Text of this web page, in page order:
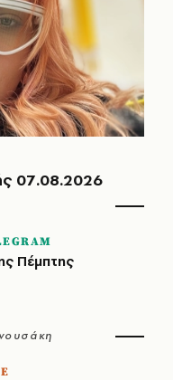
07.08.2026
Πέμπτης